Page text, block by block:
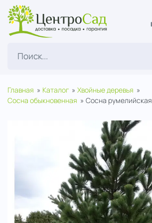
ЦентроСад
Главная Каталог
Хвойные деревья
Сосна обыкновенная
Сосна румелийская